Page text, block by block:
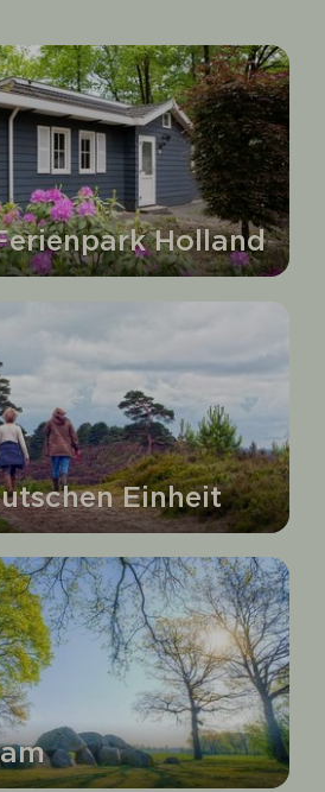
Holland
Einheit